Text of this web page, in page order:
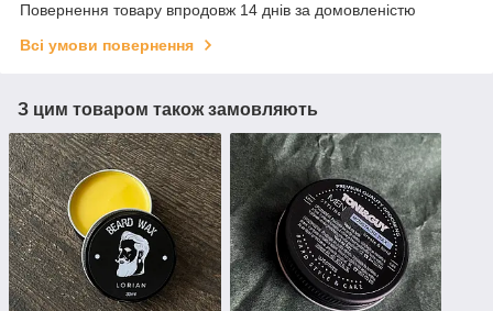
Повернення товару впродовж 14 днів за домовленістю
Всі умови повернення
З цим товаром також замовляють